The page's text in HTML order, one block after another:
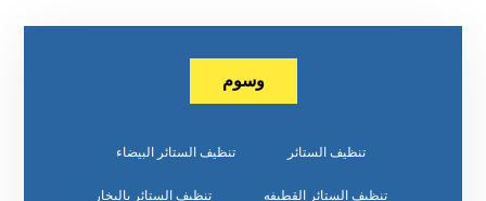
وسوم
تنظيف الستائر تنظيف الستائر البيضاء
تنظيف الستائر القطيفه تنظيف الستائر بالبخار